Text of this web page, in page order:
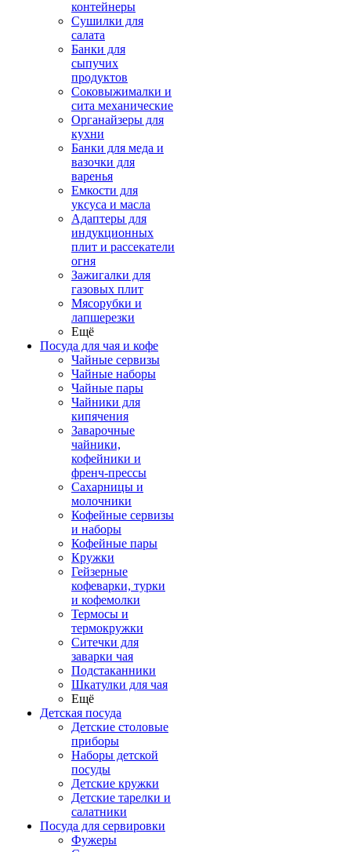
контейнеры
Сушилки для
салата
Банки для
сыпучих
продуктов
Соковыжималки и
сита механические
Органайзеры для
кухни
Банки для меда и
вазочки для
варенья
Емкости для
уксуса и масла
Адаптеры для
индукционных
плит и рассекатели
огня
Зажигалки для
газовых плит
Мясорубки и
лапшерезки
Ещё
Посуда для чая и кофе
Чайные сервизы
Чайные наборы
Чайные пары
Чайники для
кипячения
Заварочные
чайники,
кофейники и
френч-прессы
Сахарницы и
молочники
Кофейные сервизы
и наборы
Кофейные пары
Кружки
Гейзерные
кофеварки, турки
и кофемолки
Термосы и
термокружки
Ситечки для
заварки чая
Подстаканники
Шкатулки для чая
Ещё
Детская посуда
Детские столовые
приборы
Наборы детской
посуды
Детские кружки
Детские тарелки и
салатники
Посуда для сервировки
Фужеры